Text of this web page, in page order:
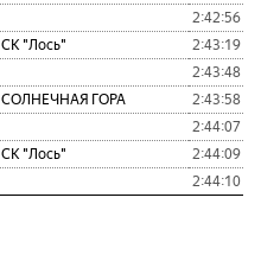
2:42:56
СК "Лось" 2:43:19
2:43:48
СОЛНЕЧНАЯ ГОРА 2:43:58
2:44:07
СК "Лось" 2:44:09
2:44:10